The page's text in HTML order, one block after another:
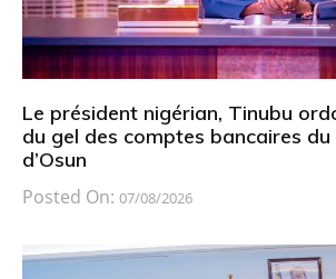
Le président nigérian, Tinubu
du gel des comptes bancaires
d’Osun
Posted On: 07/08/2026